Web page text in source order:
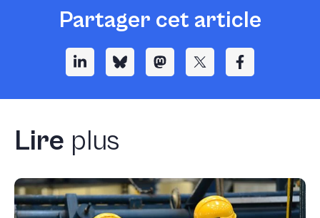
Partager cet article
Lire plus